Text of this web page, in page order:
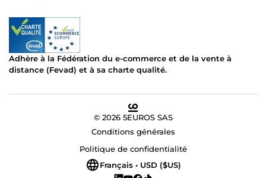
Adhère à la Fédération du e-commerce et de la vente à
distance (Fevad) et à sa charte qualité.
© 2026 5EUROS SAS
Conditions générales
Politique de confidentialité
Français • USD ($US)